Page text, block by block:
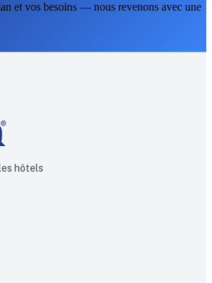
et vos besoins — nous revenons avec une
hôtels